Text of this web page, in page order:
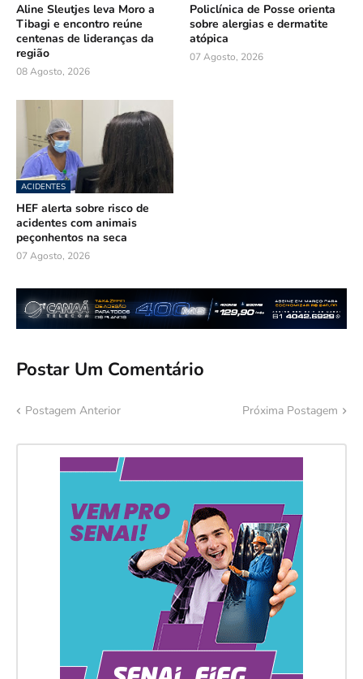
Aline Sleutjes leva Moro a
Tibagi e encontro reúne
centenas de lideranças da
região
08 Agosto, 2026
Policlínica de Posse orienta
sobre alergias e dermatite
atópica
07 Agosto, 2026
ACIDENTES
HEF alerta sobre risco de
acidentes com animais
peçonhentos na seca
07 Agosto, 2026
Postar Um Comentário
Postagem Anterior Próxima Postagem